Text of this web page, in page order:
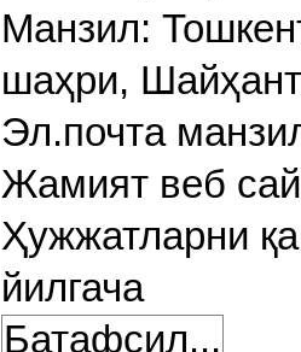
Манзил:
шаҳри,
Эл.почта
Жамият веб
Ҳужжатларни
йилгача
Батафсил...